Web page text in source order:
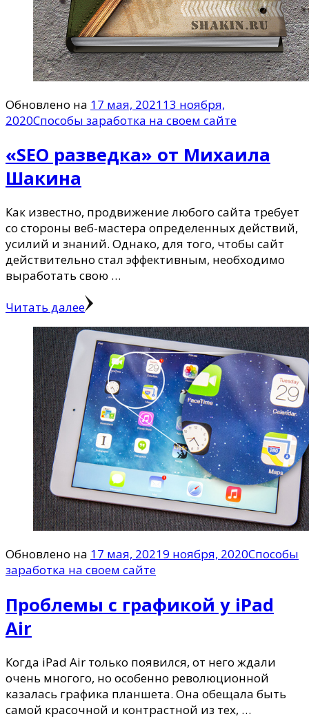
Обновлено на 17 мая, 202113 ноября,
2020Способы заработка на своем сайте
«SEO разведка» от Михаила
Шакина
Как известно, продвижение любого сайта требует
со стороны веб-мастера определенных действий,
усилий и знаний. Однако, для того, чтобы сайт
действительно стал эффективным, необходимо
выработать свою …
Читать далее
Обновлено на 17 мая, 20219 ноября, 2020Способы
заработка на своем сайте
Проблемы с графикой у iPad
Air
Когда iPad Air только появился, от него ждали
очень многого, но особенно революционной
казалась графика планшета. Она обещала быть
самой красочной и контрастной из тех, …